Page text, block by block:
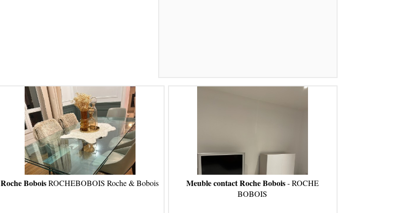
Roche BoboisROCHEBOBOIS Roche & Bobois Meuble contact Roche Bobois- ROCHE
BOBOIS